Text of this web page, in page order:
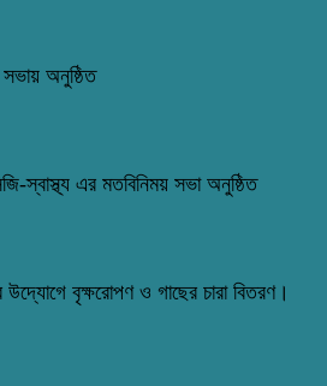
অনুষ্ঠিত
স্বাস্থ্য এর মতবিনিময় সভা অনুষ্ঠিত
উদ্যোগে বৃক্ষরোপণ ও গাছের চারা বিতরণ।